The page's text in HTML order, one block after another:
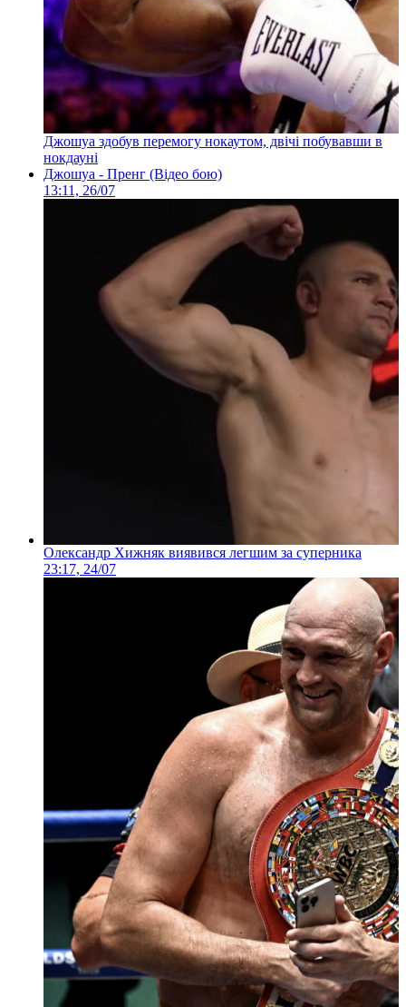
Джошуа здобув перемогу нокаутом, двічі побувавши в
нокдауні
Джошуа - Пренг (Відео бою)
13:11, 26/07
Олександр Хижняк виявився легшим за суперника
23:17, 24/07